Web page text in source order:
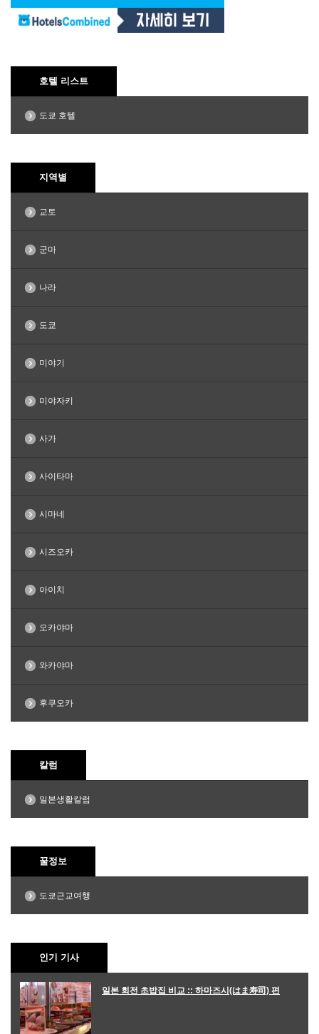
호텔 리스트
도쿄 호텔
지역별
교토
군마
나라
도쿄
미야기
미야자키
사가
사이타마
시마네
시즈오카
아이치
오카야마
와카야마
후쿠오카
칼럼
일본생활칼럼
꿀정보
도쿄근교여행
인기 기사
일본 회전 초밥집 비교 :: 하마즈시(はま寿司) 편